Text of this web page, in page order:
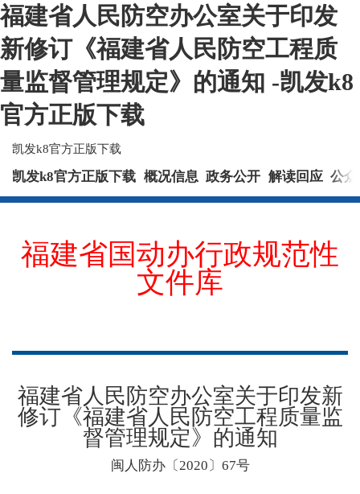
福建省人民防空办公室关于印发
新修订《福建省人民防空工程质
量监督管理规定》的通知 -凯发k8
官方正版下载
凯发k8官方正版下载
凯发k8官方正版下载 概况信息 政务公开 解读回应 公
福建省国动办行政规范性
文件库
福建省人民防空办公室关于印发新
修订《福建省人民防空工程质量监
督管理规定》的通知
闽人防办〔2020〕67号